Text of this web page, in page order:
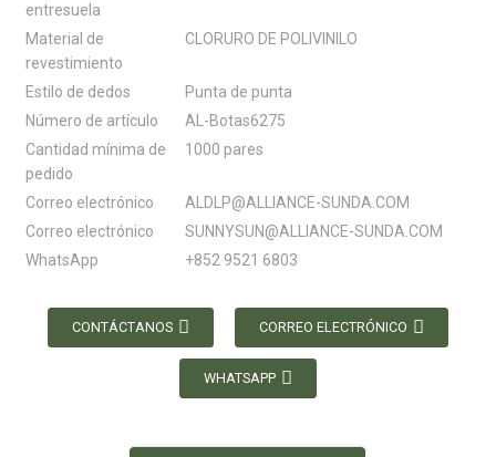
entresuela
Material de
revestimiento
CLORURO DE POLIVINILO
Estilo de dedos
Punta de punta
Número de artículo
AL-Botas6275
Cantidad mínima de
pedido
1000 pares
Correo electrónico
ALDLP@ALLIANCE-SUNDA.COM
Correo electrónico
SUNNYSUN@ALLIANCE-SUNDA.COM
WhatsApp
+852 9521 6803
CONTÁCTANOS CORREO ELECTRÓNICO
WHATSAPP